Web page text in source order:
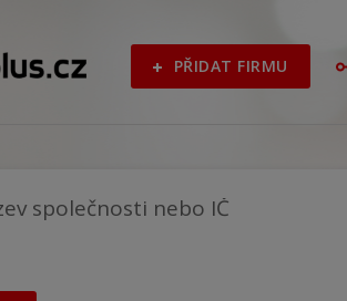
PŘIDAT FIRMU